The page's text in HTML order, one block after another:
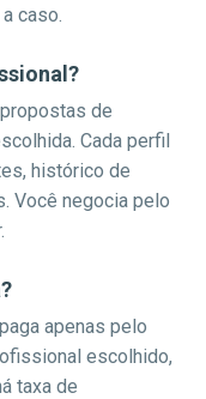
caso.
de
Cada perfil
histórico de
Você negocia pelo
apenas pelo
escolhido,
taxa de